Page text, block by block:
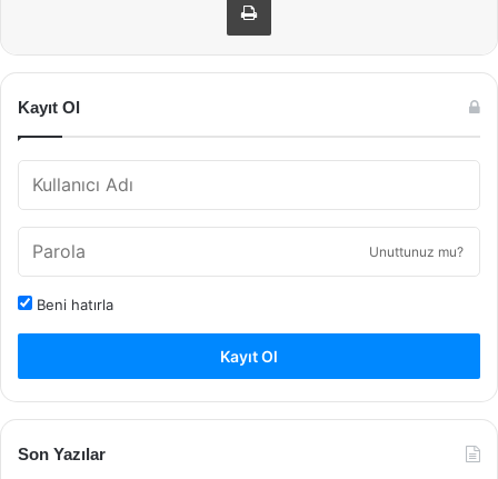
Kayıt Ol
Unuttunuz mu?
Beni hatırla
Kayıt Ol
Son Yazılar